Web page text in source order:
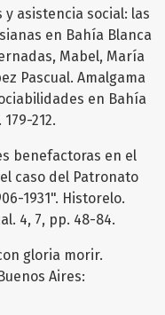
y asistencia social: las
en Bahía Blanca
Mabel, María
Pascual. Amalgama
en Bahía
212.
benefactoras en el
caso del Patronato
1931". Historelo.
4, 7, pp. 48-84.
gloria morir.
Aires: